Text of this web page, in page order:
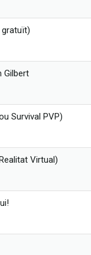
Gilbert
Survival PVP)
Virtual)